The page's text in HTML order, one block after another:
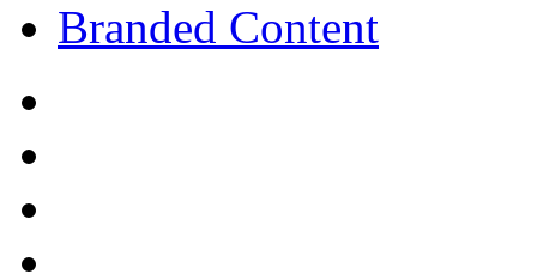
Branded Content